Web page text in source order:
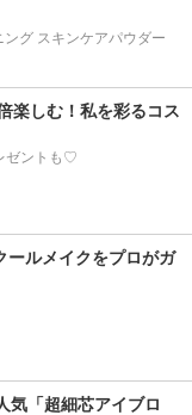
グ スキンケアパウダー
楽しむ！私を彩るコス
ゼントも♡
ールメイクをプロがガ
気「超細芯アイブロ